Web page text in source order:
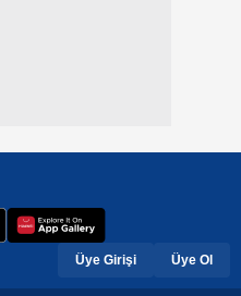
Üye Girişi Üye Ol